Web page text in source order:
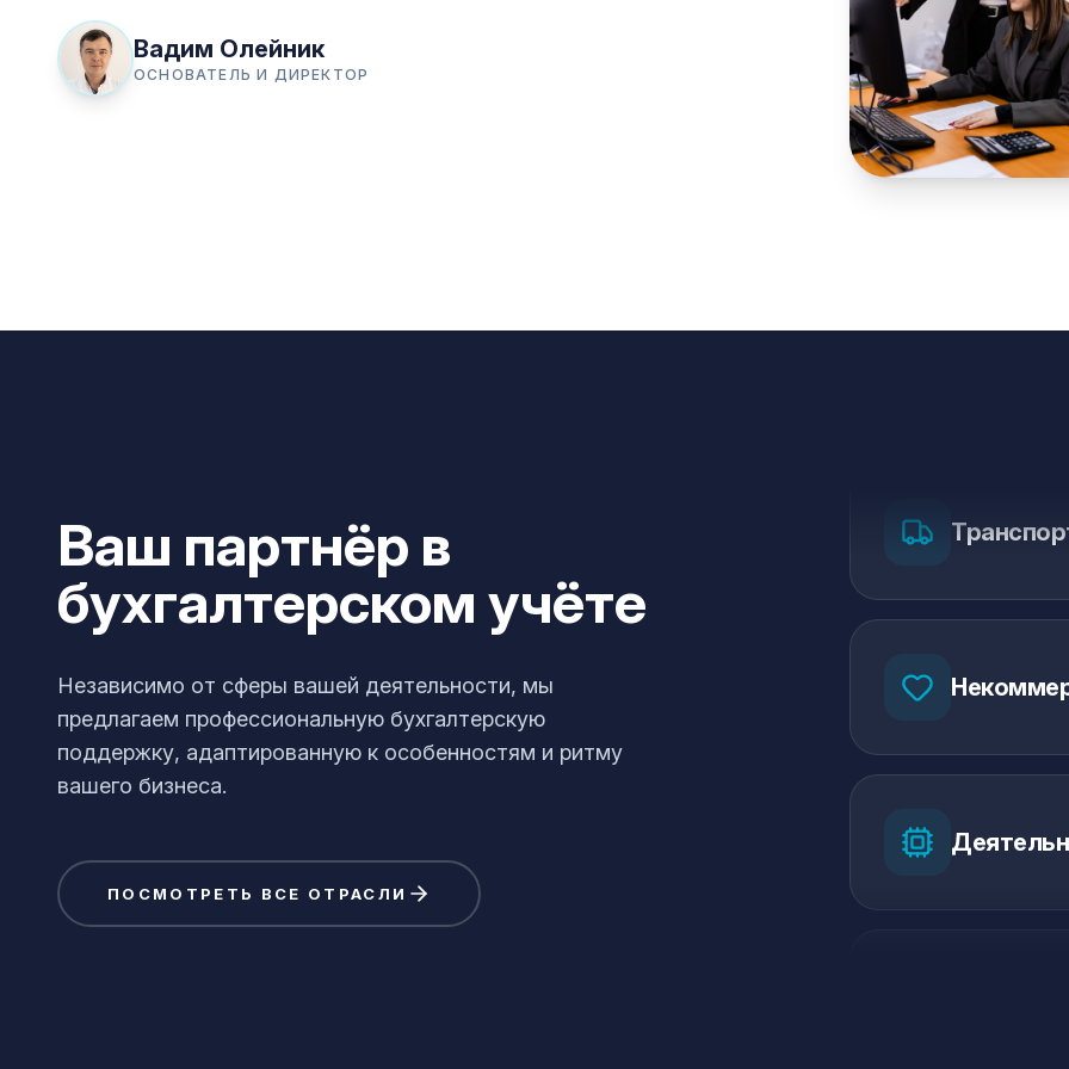
Вадим Олейник
ОСНОВАТЕЛЬ И ДИРЕКТОР
Ваш партнёр в
бухгалтерском учёте
Независимо от сферы вашей деятельности, мы
предлагаем профессиональную бухгалтерскую
поддержку, адаптированную к особенностям и ритму
вашего бизнеса.
ПОСМОТРЕТЬ ВСЕ ОТРАСЛИ